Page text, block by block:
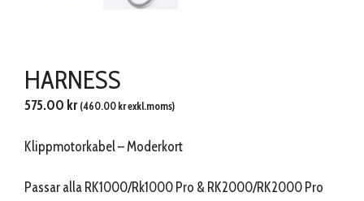
HARNESS
575.00 kr (460.00 krexkl.moms)
Klippmotorkabel – Moderkort
Passar alla RK1000/Rk1000 Pro & RK2000/RK2000 Pro